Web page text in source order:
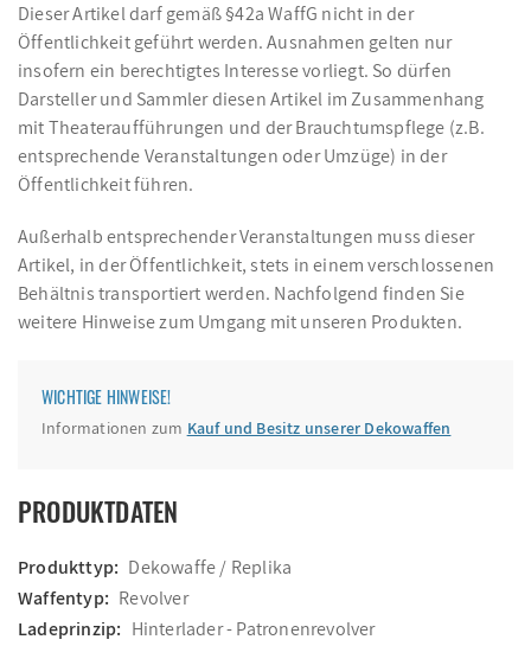
Dieser Artikel darf gemäß §42a WaffG nicht in der
Öffentlichkeit geführt werden. Ausnahmen gelten nur
insofern ein berechtigtes Interesse vorliegt. So dürfen
Darsteller und Sammler diesen Artikel im Zusammenhang
mit Theateraufführungen und der Brauchtumspflege (z.B.
entsprechende Veranstaltungen oder Umzüge) in der
Öffentlichkeit führen.
Außerhalb entsprechender Veranstaltungen muss dieser
Artikel, in der Öffentlichkeit, stets in einem verschlossenen
Behältnis transportiert werden. Nachfolgend finden Sie
weitere Hinweise zum Umgang mit unseren Produkten.
WICHTIGE HINWEISE!
Informationen zum Kauf und Besitz unserer Dekowaffen
PRODUKTDATEN
Produkttyp: Dekowaffe / Replika
Waffentyp: Revolver
Ladeprinzip: Hinterlader - Patronenrevolver